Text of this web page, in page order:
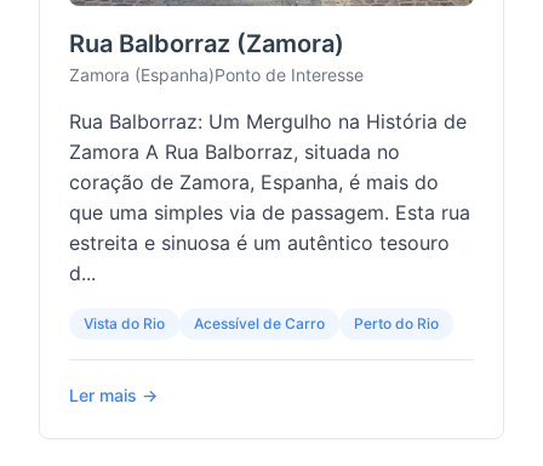
Rua Balborraz (Zamora)
Zamora (Espanha)Ponto de Interesse
Rua Balborraz: Um Mergulho na História de
Zamora A Rua Balborraz, situada no
coração de Zamora, Espanha, é mais do
que uma simples via de passagem. Esta rua
estreita e sinuosa é um autêntico tesouro
d...
Vista do Rio Acessível de Carro Perto do Rio
Ler mais →